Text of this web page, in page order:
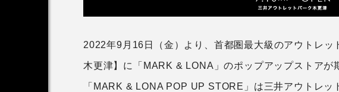
2022年9月16日（金）より、首都圏最大級のアウトレッ
木更津】に「MARK & LONA」のポップアップストアが
「MARK & LONA POP UP STORE」は三井アウトレ